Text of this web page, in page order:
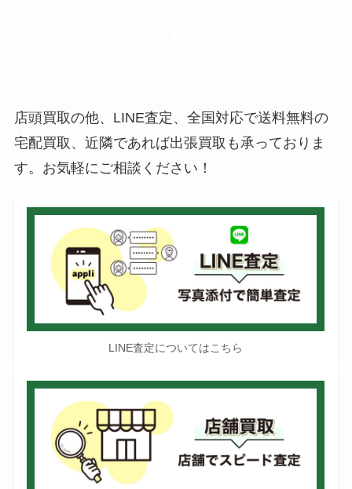
店頭買取の他、LINE査定、全国対応で送料無料の
宅配買取、近隣であれば出張買取も承っておりま
す。お気軽にご相談ください！
LINE査定についてはこちら